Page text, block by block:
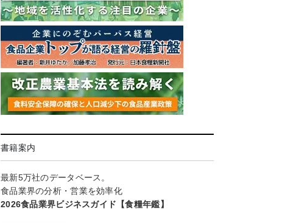
書籍案内
最新5万社のデータベース。
食品業界の分析・営業を効率化
2026食品業界ビジネスガイド【食糧年鑑】